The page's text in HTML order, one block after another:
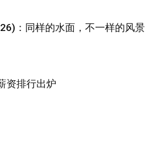
：同样的水面，不一样的风景
资排行出炉